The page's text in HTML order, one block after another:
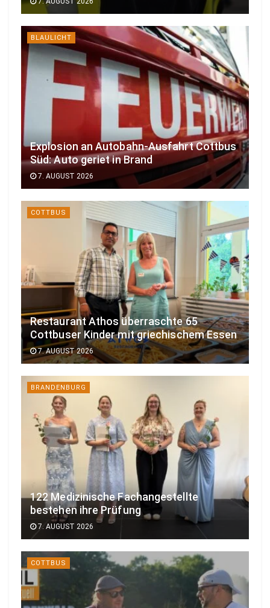
BLAULICHT
Explosion an Autobahn-Ausfahrt Cottbus
Süd: Auto geriet in Brand
7. AUGUST 2026
COTTBUS
Restaurant Athos überraschte 65
Cottbuser Kinder mit griechischem Essen
7. AUGUST 2026
BRANDENBURG
122 Medizinische Fachangestellte
bestehen ihre Prüfung
7. AUGUST 2026
COTTBUS